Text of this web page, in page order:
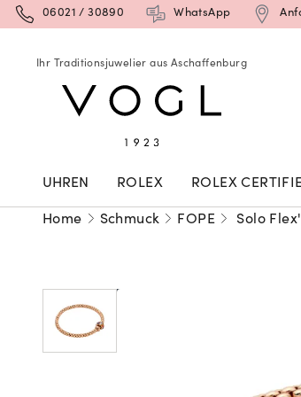
06021 / 30890 WhatsApp
Ihr Traditionsjuwelier aus Aschaffenburg
UHREN ROLEX ROLEX
Home Schmuck FOPE Solo